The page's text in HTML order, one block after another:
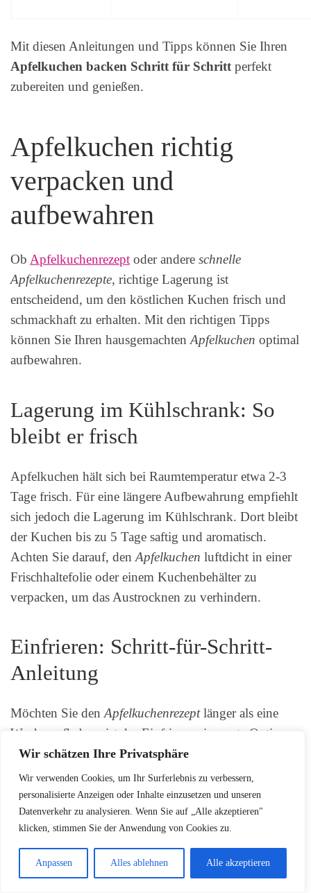
Wir schätzen Ihre Privatsphäre
Wir verwenden Cookies, um Ihr Surferlebnis zu verbessern,
personalisierte Anzeigen oder Inhalte einzusetzen und unseren
Datenverkehr zu analysieren. Wenn Sie auf „Alle akzeptieren"
klicken, stimmen Sie der Anwendung von Cookies zu.
Anpassen Alles ablehnen Alle akzeptieren
Mit diesen Anleitungen und Tipps können Sie Ihren
Apfelkuchen backen Schritt für Schritt perfekt
zubereiten und genießen.
Apfelkuchen richtig
verpacken und
aufbewahren
Ob Apfelkuchenrezept oder andere schnelle
Apfelkuchenrezepte, richtige Lagerung ist
entscheidend, um den köstlichen Kuchen frisch und
schmackhaft zu erhalten. Mit den richtigen Tipps
können Sie Ihren hausgemachtenApfelkuchen optimal
aufbewahren.
Lagerung im Kühlschrank: So
bleibt er frisch
Apfelkuchen hält sich bei Raumtemperatur etwa 2-3
Tage frisch. Für eine längere Aufbewahrung empfiehlt
sich jedoch die Lagerung im Kühlschrank. Dort bleibt
der Kuchen bis zu 5 Tage saftig und aromatisch.
Achten Sie darauf, den Apfelkuchen luftdicht in einer
Frischhaltefolie oder einem Kuchenbehälter zu
verpacken, um das Austrocknen zu verhindern.
Einfrieren: Schritt-für-Schritt-
Anleitung
Möchten Sie denApfelkuchenrezeptlänger als eine
Woche aufheben, ist das Einfrieren eine gute Option.
Lassen Sie den Kuchen zunächst vollständig
auskühlen. Verpacken Sie ihn dann luftdicht in einer
Folie oder einem Gefrierbeutel. So bleibt der
Apfelkuchenbis zu 4 Monate frisch. Zum Auftauen
lassen Sie den Kuchen am besten bei Raumtemperatur
oder im Kühlschrank vollständig auftauen, bevor Sie
ihn servieren.